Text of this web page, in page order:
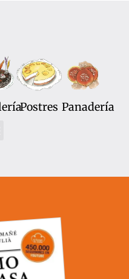
Postres Panadería